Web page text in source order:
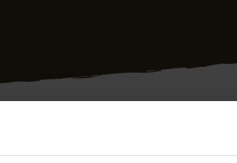
Dat doen we al meer dan 10 jaar